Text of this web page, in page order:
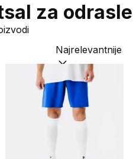
za odrasle
Sortiraj po: